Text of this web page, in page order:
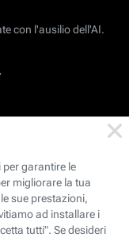
con l'ausilio dell'AI.